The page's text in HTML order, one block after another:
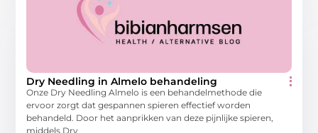
Dry Needling in Almelo behandeling
Onze Dry Needling Almelo is een behandelmethode die
ervoor zorgt dat gespannen spieren effectief worden
behandeld. Door het aanprikken van deze pijnlijke spieren,
middels Dry